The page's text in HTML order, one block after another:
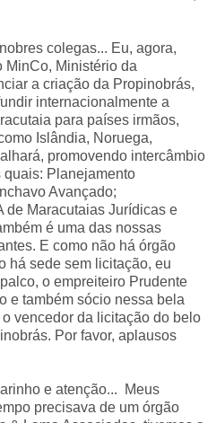
colegas... Eu, agora,
MinCo, Ministério da
a criação da Propinobrás,
internacionalmente a
para países irmãos,
Islândia, Noruega,
promovendo intercâmbio
quais: Planejamento
Avançado;
de Maracutaias Jurídicas e
é uma das nossas
E como não há órgão
há sede sem licitação, eu
o empreiteiro Prudente
e também sócio nessa bela
vencedor da licitação do belo
Por favor, aplausos
e atenção... Meus
precisava de um órgão